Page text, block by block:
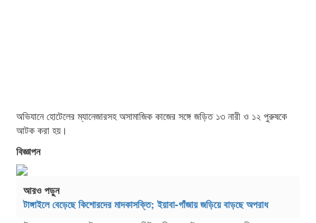
অভিযানে হোটেলের ম্যানেজারসহ অসামাজিক কাজের সঙ্গে জড়িত ১৩ নারী ও ১২ পুরুষকে
আটক করা হয়।
বিজ্ঞাপন
আরও পড়ুন
টাঙ্গাইলে বেড়েছে কিশোরদের মাদকাসক্তি; ইয়াবা-গাঁজায় জড়িয়ে বাড়ছে অপরাধ